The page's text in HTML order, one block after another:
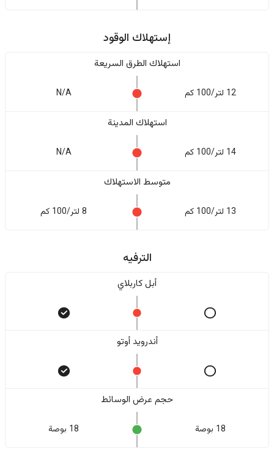
إستهلاك الوقود
استهلاك الطرق السريعة
12 لتر/100 كم N/A
استهلاك المدينة
14 لتر/100 كم N/A
متوسط الاستهلاك
13 لتر/100 كم 8 لتر/100 كم
الترفيه
أبل كاربلاي
أندرويد أوتو
حجم عرض الوسائط
18 بوصة 18 بوصة